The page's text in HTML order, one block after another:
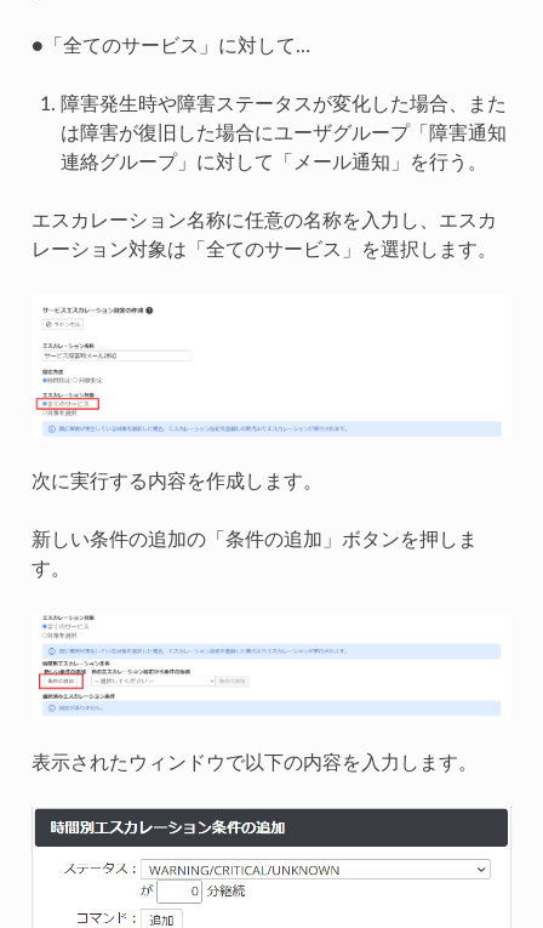
●「全てのサービス」に対して…
障害発生時や障害ステータスが変化した場合、また
は障害が復旧した場合にユーザグループ「障害通知
連絡グループ」に対して「メール通知」を行う。
エスカレーション名称に任意の名称を入力し、エスカ
レーション対象は「全てのサービス」を選択します。
次に実行する内容を作成します。
新しい条件の追加の「条件の追加」ボタンを押しま
す。
表示されたウィンドウで以下の内容を入力します。